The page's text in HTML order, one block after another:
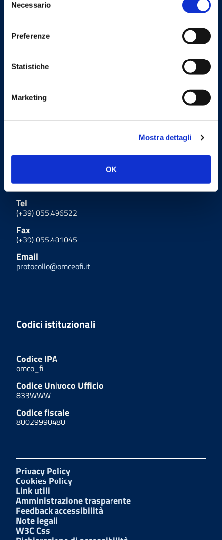
delNecessario
Preferenze
Statistiche
Marketing
Mostra dettagli
OK
Sito realizzato seguendo le linee
collaborazione con il TEAM PER LA
TRASFORMAZIONE DIGITALE.
Uffici
Indirizzo
Via Giulio Cesare Vanini 15 - 50129
Firenze
Tel
(+39) 055.496522
Fax
(+39) 055.481045
Email
protocollo@omceofi.it
Codici istituzionali
Codice IPA
omco_fi
Codice Univoco Ufficio
833WWW
Codice fiscale
80029990480
Privacy Policy
Cookies Policy
Link utili
Amministrazione trasparente
Feedback accessibilità
Note legali
W3C Css